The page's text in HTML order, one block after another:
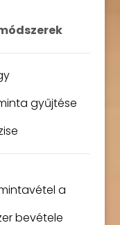
gyűjtése
a
bevétele